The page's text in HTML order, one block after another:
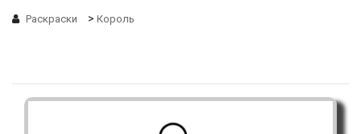
Раскраски > Король